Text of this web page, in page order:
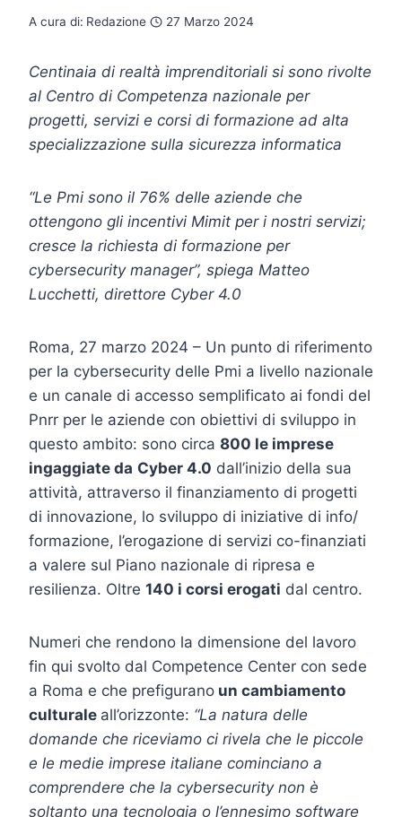
A cura di: Redazione 27 Marzo 2024
Centinaia di realtà imprenditoriali si sono rivolte
al Centro di Competenza nazionale per
progetti, servizi e corsi di formazione ad alta
specializzazione sulla sicurezza informatica
“Le Pmi sono il 76% delle aziende che
ottengono gli incentivi Mimit per i nostri servizi;
cresce la richiesta di formazione per
cybersecurity manager”, spiega Matteo
Lucchetti, direttore Cyber 4.0
Roma, 27 marzo 2024 – Un punto di riferimento
per la cybersecurity delle Pmi a livello nazionale
e un canale di accesso semplificato ai fondi del
Pnrr per le aziende con obiettivi di sviluppo in
questo ambito: sono circa 800 le imprese
ingaggiate da Cyber 4.0 dall’inizio della sua
attività, attraverso il finanziamento di progetti
di innovazione, lo sviluppo di iniziative di info/
formazione, l’erogazione di servizi co-finanziati
a valere sul Piano nazionale di ripresa e
resilienza. Oltre 140 i corsi erogati dal centro.
Numeri che rendono la dimensione del lavoro
fin qui svolto dal Competence Center con sede
a Roma e che prefigurano un cambiamento
culturale all’orizzonte: “La natura delle
domande che riceviamo ci rivela che le piccole
e le medie imprese italiane cominciano a
comprendere che la cybersecurity non è
soltanto una tecnologia o l’ennesimo software